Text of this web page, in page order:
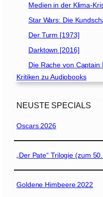
Medien in der Klima-
Star Wars: Die
Der Turm [1973]
Darktown [2016]
Die Rache von Captain
Kritiken zu Audiobooks
NEUSTE SPECIALS
Oscars 2026
„Der Pate“ Trilogie (zum
Goldene Himbeere 2022